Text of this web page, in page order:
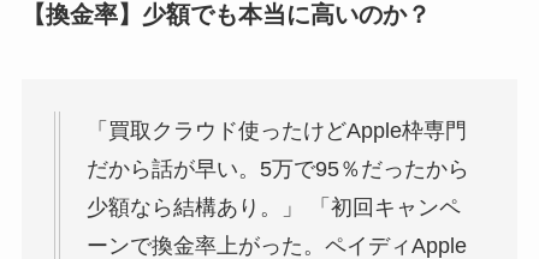
【換金率】少額でも本当に高いのか？
「買取クラウド使ったけどApple枠専門
だから話が早い。5万で95％だったから
少額なら結構あり。」 「初回キャンペ
ーンで換金率上がった。ペイディApple